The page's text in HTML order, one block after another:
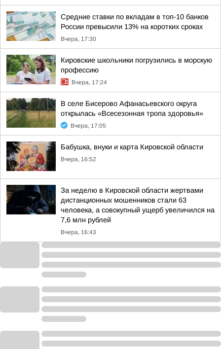
Средние ставки по вкладам в топ-10 банков
России превысили 13% на коротких сроках
Вчера, 17:30
Кировские школьники погрузились в морскую
профессию
Вчера, 17:24
В селе Бисерово Афанасьевского округа
открылась «Всесезонная тропа здоровья»
Вчера, 17:05
Бабушка, внуки и карта Кировской области
Вчера, 16:52
За неделю в Кировской области жертвами
дистанционных мошенников стали 63
человека, а совокупный ущерб увеличился на
7,6 млн рублей
Вчера, 16:43